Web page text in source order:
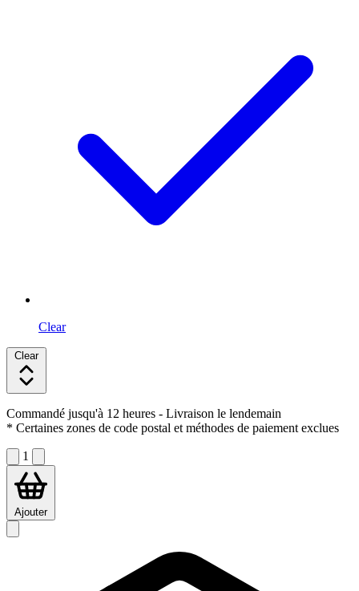
Clear
Clear
Commandé jusqu'à 12 heures - Livraison le lendemain
* Certaines zones de code postal et méthodes de paiement exclues
1
Ajouter